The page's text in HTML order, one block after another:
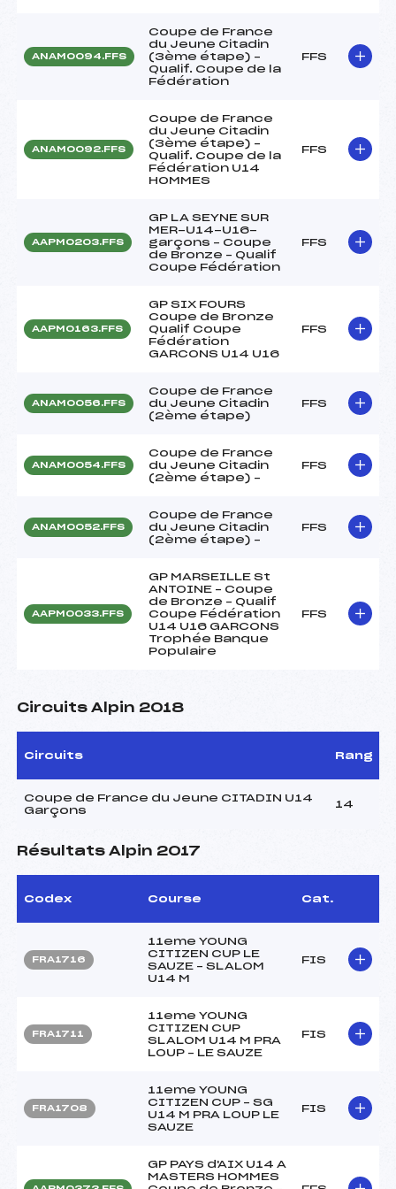
ANAM0094.FFS
Coupe de France
du Jeune Citadin
(3ème étape) –
Qualif. Coupe de la
Fédération
FFS
ANAM0092.FFS
Coupe de France
du Jeune Citadin
(3ème étape) –
Qualif. Coupe de la
Fédération U14
HOMMES
FFS
AAPM0203.FFS
GP LA SEYNE SUR
MER-U14-U16-
garçons – Coupe
de Bronze – Qualif
Coupe Fédération
FFS
AAPM0163.FFS
GP SIX FOURS
Coupe de Bronze
Qualif Coupe
Fédération
GARCONS U14 U16
FFS
ANAM0056.FFS
Coupe de France
du Jeune Citadin
(2ème étape)
FFS
ANAM0054.FFS
Coupe de France
du Jeune Citadin
(2ème étape) –
FFS
ANAM0052.FFS
Coupe de France
du Jeune Citadin
(2ème étape) –
FFS
AAPM0033.FFS
GP MARSEILLE St
ANTOINE – Coupe
de Bronze – Qualif
Coupe Fédération
U14 U16 GARCONS
Trophée Banque
Populaire
FFS
Circuits Alpin 2018
Circuits Rang
Coupe de France du Jeune CITADIN U14
Garçons
14
Résultats Alpin 2017
Codex Course Cat.
FRA1716
11eme YOUNG
CITIZEN CUP LE
SAUZE – SLALOM
U14 M
FIS
FRA1711
11eme YOUNG
CITIZEN CUP
SLALOM U14 M PRA
LOUP – LE SAUZE
FIS
FRA1708
11eme YOUNG
CITIZEN CUP – SG
U14 M PRA LOUP LE
SAUZE
FIS
GP PAYS d'AIX U14 A
MASTERS HOMMES